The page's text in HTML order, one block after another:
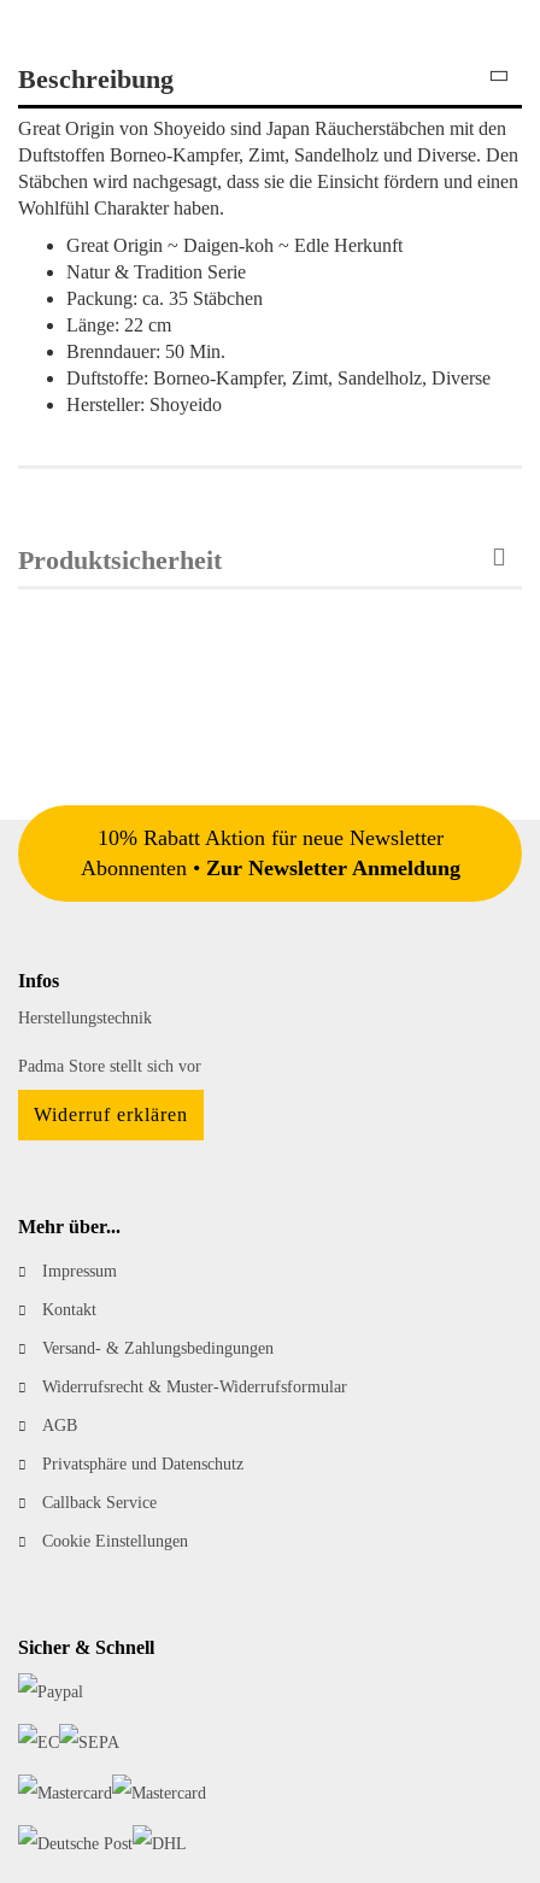
Beschreibung
Great Origin von Shoyeido sind Japan Räucherstäbchen mit den
Duftstoffen Borneo-Kampfer, Zimt, Sandelholz und Diverse. Den
Stäbchen wird nachgesagt, dass sie die Einsicht fördern und einen
Wohlfühl Charakter haben.
Great Origin ~ Daigen-koh ~ Edle Herkunft
Natur & Tradition Serie
Packung: ca. 35 Stäbchen
Länge: 22 cm
Brenndauer: 50 Min.
Duftstoffe: Borneo-Kampfer, Zimt, Sandelholz, Diverse
Hersteller: Shoyeido
Produktsicherheit
10% Rabatt Aktion für neue Newsletter
Abonnenten • Zur Newsletter Anmeldung
Infos
Herstellungstechnik
Padma Store stellt sich vor
Widerruf erklären
Mehr über...
Impressum
Kontakt
Versand- & Zahlungsbedingungen
Widerrufsrecht & Muster-Widerrufsformular
AGB
Privatsphäre und Datenschutz
Callback Service
Cookie Einstellungen
Sicher & Schnell